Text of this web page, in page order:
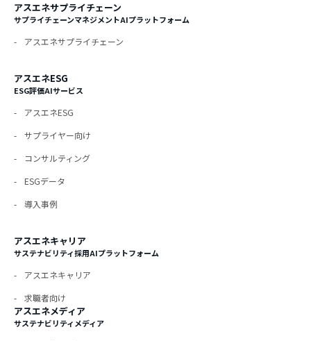
アスエネサプライチェーン
サプライチェーンマネジメントAIプラットフォーム
アスエネサプライチェーン
アスエネESG
ESG評価AIサービス
アスエネESG
サプライヤー向け
コンサルティング
ESGデータ
導入事例
アスエネキャリア
サステナビリティ採用AIプラットフォーム
アスエネキャリア
求職者向け
アスエネメディア
サステナビリティメディア